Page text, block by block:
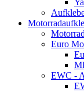
Euro
EWC -